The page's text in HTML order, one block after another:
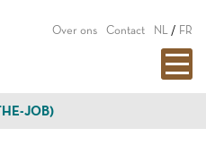
Over ons Contact NL / FR
JOB)